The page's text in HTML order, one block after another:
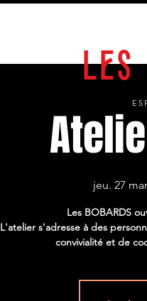
LES
jeu. 27
Les BOBARDS
L'atelier s'adresse à des
convivialité et de